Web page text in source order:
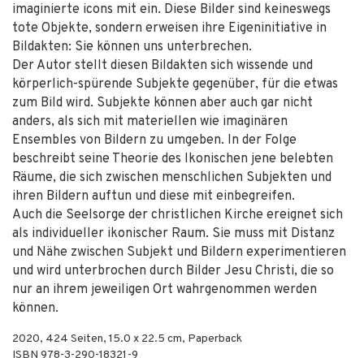
imaginierte icons mit ein. Diese Bilder sind keineswegs
tote Objekte, sondern erweisen ihre Eigeninitiative in
Bildakten: Sie können uns unterbrechen.
Der Autor stellt diesen Bildakten sich wissende und
körperlich-spürende Subjekte gegenüber, für die etwas
zum Bild wird. Subjekte können aber auch gar nicht
anders, als sich mit materiellen wie imaginären
Ensembles von Bildern zu umgeben. In der Folge
beschreibt seine Theorie des Ikonischen jene belebten
Räume, die sich zwischen menschlichen Subjekten und
ihren Bildern auftun und diese mit einbegreifen.
Auch die Seelsorge der christlichen Kirche ereignet sich
als individueller ikonischer Raum. Sie muss mit Distanz
und Nähe zwischen Subjekt und Bildern experimentieren
und wird unterbrochen durch Bilder Jesu Christi, die so
nur an ihrem jeweiligen Ort wahrgenommen werden
können.
2020, 424 Seiten, 15.0 x 22.5 cm, Paperback
ISBN 978-3-290-18321-9